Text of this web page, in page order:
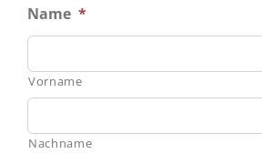
Name *
Vorname
Nachname